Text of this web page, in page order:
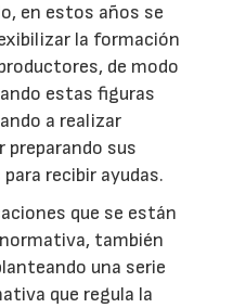
en estos años se
la formación
de modo
estas figuras
a realizar
preparando sus
recibir ayudas.
que se están
también
una serie
que regula la